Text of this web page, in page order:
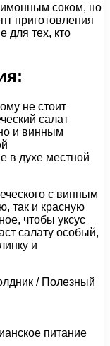
соком, но
приготовления
для тех, кто
не стоит
салат
и винным
в духе местной
с винным
так и красную
чтобы уксус
салату особый,
и
/ Полезный
питание